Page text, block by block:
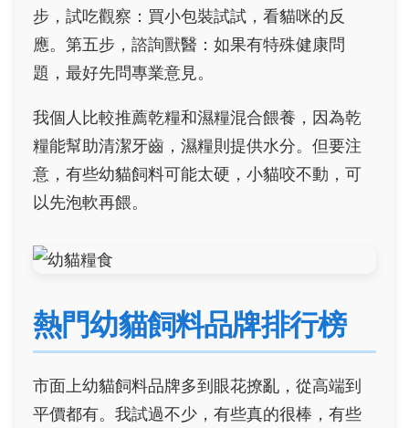
步，試吃觀察：買小包裝試試，看貓咪的反
應。第五步，諮詢獸醫：如果有特殊健康問
題，最好先問專業意見。
我個人比較推薦乾糧和濕糧混合餵養，因為乾
糧能幫助清潔牙齒，濕糧則提供水分。但要注
意，有些幼貓飼料可能太硬，小貓咬不動，可
以先泡軟再餵。
熱門幼貓飼料品牌排行榜
市面上幼貓飼料品牌多到眼花撩亂，從高端到
平價都有。我試過不少，有些真的很棒，有些